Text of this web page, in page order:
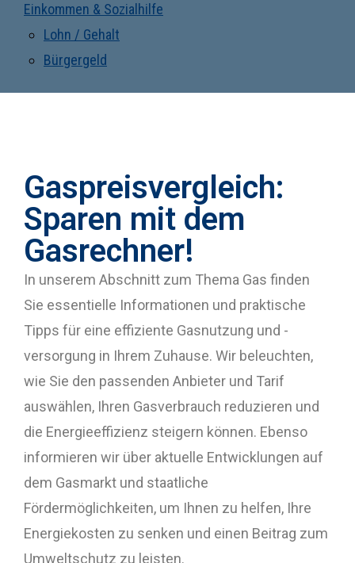
Einkommen & Sozialhilfe
Lohn / Gehalt
Bürgergeld
Gaspreisvergleich:
Sparen mit dem
Gasrechner!
In unserem Abschnitt zum Thema Gas finden
Sie essentielle Informationen und praktische
Tipps für eine effiziente Gasnutzung und -
versorgung in Ihrem Zuhause. Wir beleuchten,
wie Sie den passenden Anbieter und Tarif
auswählen, Ihren Gasverbrauch reduzieren und
die Energieeffizienz steigern können. Ebenso
informieren wir über aktuelle Entwicklungen auf
dem Gasmarkt und staatliche
Fördermöglichkeiten, um Ihnen zu helfen, Ihre
Energiekosten zu senken und einen Beitrag zum
Umweltschutz zu leisten.